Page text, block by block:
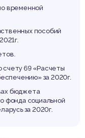
временной
пособий
69 «Расчеты
за 2020г.
бюджета
фонда социальной
за 2020г.